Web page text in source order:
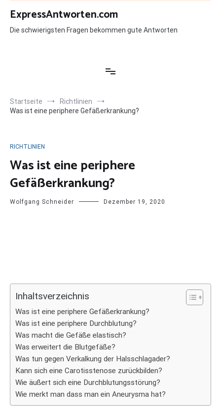
Zum
Inhalt
springen
ExpressAntworten.com
Die schwierigsten Fragen bekommen gute Antworten
Startseite
Richtlinien
Was ist eine periphere Gefäßerkrankung?
RICHTLINIEN
Was ist eine periphere
Gefäßerkrankung?
Wolfgang Schneider Dezember 19, 2020
Inhaltsverzeichnis
Was ist eine periphere Gefäßerkrankung?
Was ist eine periphere Durchblutung?
Was macht die Gefäße elastisch?
Was erweitert die Blutgefäße?
Was tun gegen Verkalkung der Halsschlagader?
Kann sich eine Carotisstenose zurückbilden?
Wie äußert sich eine Durchblutungsstörung?
Wie merkt man dass man ein Aneurysma hat?